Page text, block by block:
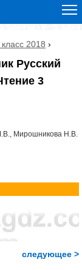
2018 ›
Русский
3
Мирошникова Н.В.
следующее >